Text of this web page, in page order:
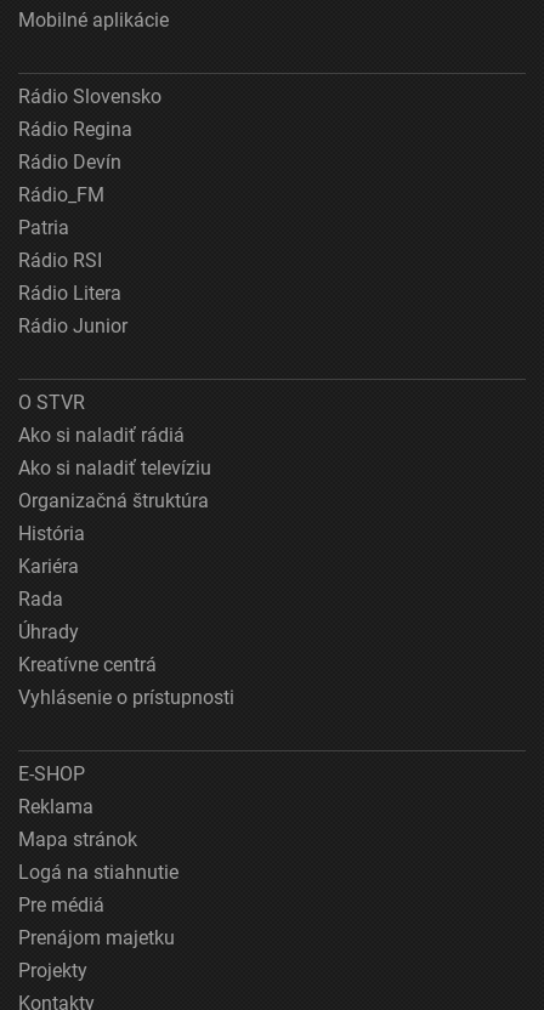
Mobilné aplikácie
Rádio Slovensko
Rádio Regina
Rádio Devín
Rádio_FM
Patria
Rádio RSI
Rádio Litera
Rádio Junior
O STVR
Ako si naladiť rádiá
Ako si naladiť televíziu
Organizačná štruktúra
História
Kariéra
Rada
Úhrady
Kreatívne centrá
Vyhlásenie o prístupnosti
E-SHOP
Reklama
Mapa stránok
Logá na stiahnutie
Pre médiá
Prenájom majetku
Projekty
Kontakty